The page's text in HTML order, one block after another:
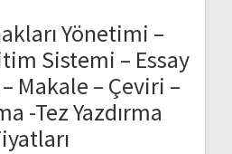
Yönetimi –
Sistemi – Essay
Makale – Çeviri –
-Tez Yazdırma